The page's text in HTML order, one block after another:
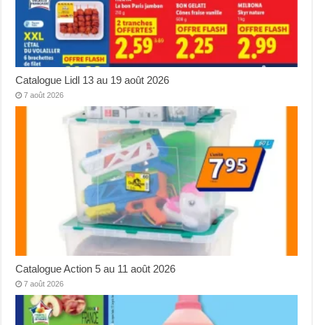
Catalogue Lidl 13 au 19 août 2026
7 août 2026
Catalogue Action 5 au 11 août 2026
7 août 2026